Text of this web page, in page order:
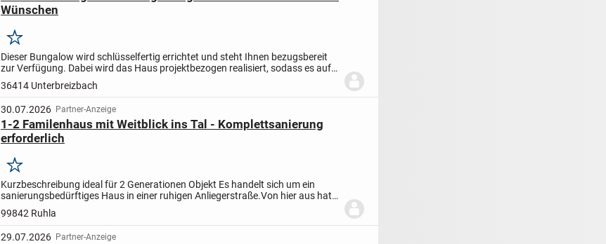
Wünschen
Merken
Dieser Bungalow wird schlüsselfertig errichtet und steht Ihnen bezugsbereit
zur Verfügung. Dabei wird das Haus projektbezogen realisiert, sodass es auf
Ihre persönlichen Vorstellungen und Wünsche...
36414 Unterbreizbach
30.07.2026 Partner-Anzeige
1-2 Familenhaus mit Weitblick ins Tal - Komplettsanierung
erforderlich
Merken
Kurzbeschreibung ideal für 2 Generationen Objekt Es handelt sich um ein
sanierungsbedürftiges Haus in einer ruhigen Anliegerstraße.Von hier aus hat
man einen freien Blick ins Tal und auf die Stadt...
99842 Ruhla
29.07.2026 Partner-Anzeige